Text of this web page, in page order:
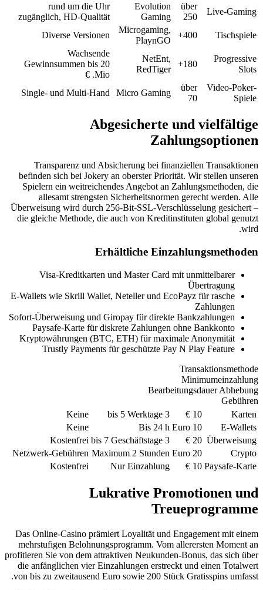
rund um die Uhr
zugänglich, HD-Qualität
Diverse Versionen
Wachsende
Gewinnsummen bis 20
Micro
Single- und Multi-Hand
Transparenz und
befinden sich bei Jokery an
Spielern ein weitreichendes
allesamt strengsten
Überweisung wird durch 256-Bit-
die gleiche Methode, die auch
Visa-Kreditkarten und
E-Wallets wie Skrill Wallet,
Sofort-Überweisung und Giropay
Paysafe-Karte für diskrete
Kryptowährungen (BTC, ETH)
Trustly Payments für
Keine
Keine
Kostenfrei
Maximum 2
Netzwerk-Gebühren
Nur
Kostenfrei
Das Online-Casino prämiert
mehrstufigen
profitieren Sie von dem attraktiven
die anfänglichen vier
von bis zu zweitausend Euro